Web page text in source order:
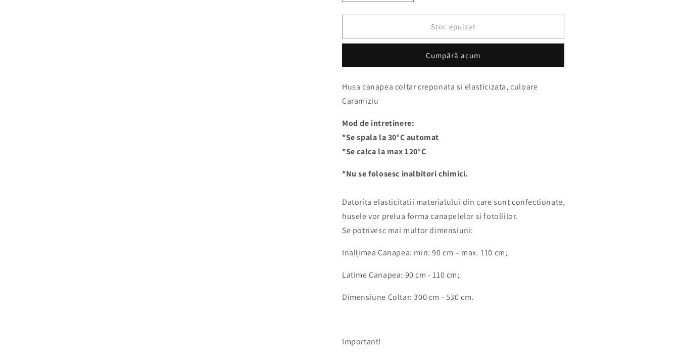
cantitatea
pentru
Elastica
Canapea
Fara
volan
Caramiziu
cantitatea
pentru
Elastica
Creponata
Canapea
Fara
Caramiziu
Stoc epuizat
Cumpără acum
Husa canapea coltar creponata si elasticizata, culoare
Caramiziu
Mod de intretinere:
*Se spala la 30°C automat
*Se calca la max 120°C
*Nu se folosesc inalbitori chimici.
Datorita elasticitatii materialului din care sunt confectionate,
husele vor prelua forma canapelelor si fotoliilor.
Se potrivesc mai multor dimensiuni:
Inalțimea Canapea: min: 90 cm – max. 110 cm;
Latime Canapea: 90 cm - 110 cm;
Dimensiune Coltar: 300 cm - 530 cm.
Important!